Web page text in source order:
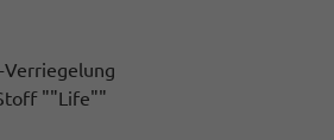
Verriegelung
""Life""